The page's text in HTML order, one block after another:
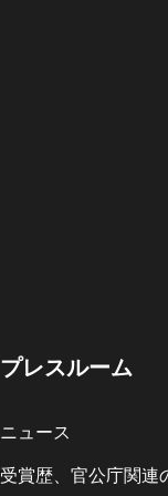
プレスルーム
ニュース
受賞歴、官公庁関連